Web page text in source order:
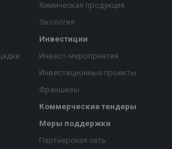
Химическая продукция
Экология
Инвестиции
Инвест-мероприятия
Инвестиционные проекты
Франшизы
Коммерческие тендеры
Меры поддержки
Партнерская сеть